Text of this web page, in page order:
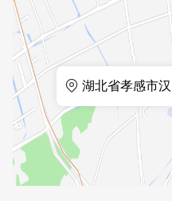
湖北省孝感市